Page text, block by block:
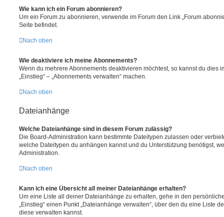
Wie kann ich ein Forum abonnieren?
Um ein Forum zu abonnieren, verwende im Forum den Link „Forum
Seite befindet.
Nach oben
Wie deaktiviere ich meine Abonnements?
Wenn du mehrere Abonnements deaktivieren möchtest, so kannst du dies
„Einstieg“ – „Abonnements verwalten“ machen.
Nach oben
Dateianhänge
Welche Dateianhänge sind in diesem Forum zulässig?
Die Board-Administration kann bestimmte Dateitypen zulassen oder
welche Dateitypen du anhängen kannst und du Unterstützung benötigst,
Administration.
Nach oben
Kann ich eine Übersicht all meiner Dateianhänge erhalten?
Um eine Liste all deiner Dateianhänge zu erhalten, gehe in den
„Einstieg“ einen Punkt „Dateianhänge verwalten“, über den du eine Liste
diese verwalten kannst.